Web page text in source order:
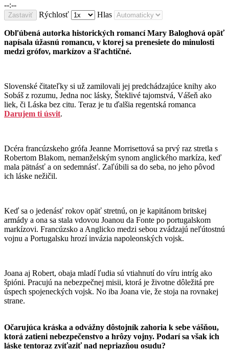
--:--
Zastaviť Rýchlosť Hlas
Obľúbená autorka historických romancí Mary Baloghová opäť
napísala úžasnú romancu, v ktorej sa prenesiete do minulosti
medzi grófov, markízov a šľachtičné.
Slovenské čitateľky si už zamilovali jej predchádzajúce knihy ako
Sobáš z rozumu, Jedna noc lásky, Šteklivé tajomstvá, Vášeň ako
liek, či Láska bez citu. Teraz je tu ďalšia regentská romanca
Darujem ti úsvit.
Dcéra francúzskeho grófa Jeanne Morrisettová sa prvý raz stretla s
Robertom Blakom, nemanželským synom anglického markíza, keď
mala pätnásť a on sedemnásť. Zaľúbili sa do seba, no jeho pôvod
ich láske nežičil.
Keď sa o jedenásť rokov opäť stretnú, on je kapitánom britskej
armády a ona sa stala vdovou Joanou da Fonte po portugalskom
markízovi. Francúzsko a Anglicko medzi sebou zvádzajú neľútostnú
vojnu a Portugalsku hrozí invázia napoleonských vojsk.
Joana aj Robert, obaja mladí ľudia sú vtiahnutí do víru intríg ako
špióni. Pracujú na nebezpečnej misii, ktorá je životne dôležitá pre
úspech spojeneckých vojsk. No iba Joana vie, že stoja na rovnakej
strane.
Očarujúca kráska a odvážny dôstojník zahoria k sebe vášňou,
ktorá zatieni nebezpečenstvo a hrôzy vojny. Podarí sa však ich
láske tentoraz zvíťaziť nad nepriazňou osudu?